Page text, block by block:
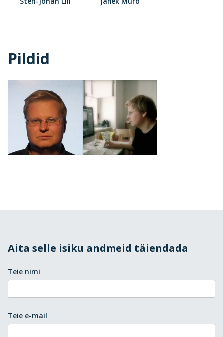
Pildid
Aita selle isiku andmeid täiendada
Teie nimi
Teie e-mail